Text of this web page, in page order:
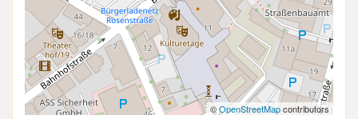
©OpenStreetMapcontributors